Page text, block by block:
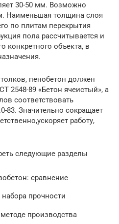
30-50 мм. Возможно
Наименьшая толщина слоя
по плитам перекрытия
пола рассчитывается и
конкретного объекта, в
пенобетон должен
2548-89 «Бетон ячеистый», а
соответствовать
83. Значительно сокращает
работу,
следующие разделы
сравнение
прочности
производства